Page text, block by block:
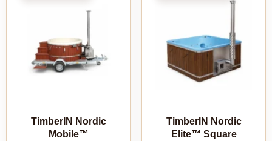
TimberIN Nordic
Mobile™
TimberIN Nordic
Elite™ Square